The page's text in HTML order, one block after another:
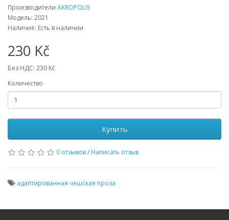
Производители AKROPOLIS
Модель: 2021
Наличие: Есть в наличии
230 Kč
Без НДС: 230 Kč
Количество
Купить
0 отзывов/ Написать отзыв
адаптированная чешская проза